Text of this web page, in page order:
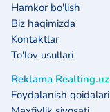
Hamkor bo'lish
Biz haqimizda
Kontaktlar
To'lov usullari
Reklama Realting.uz
Foydalanish qoidalari